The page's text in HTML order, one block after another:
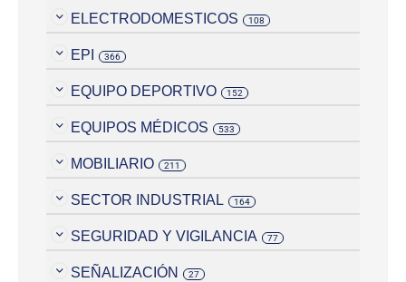
ELECTRODOMESTICOS 108
EPI 366
EQUIPO DEPORTIVO 152
EQUIPOS MÉDICOS 533
MOBILIARIO 211
SECTOR INDUSTRIAL 164
SEGURIDAD Y VIGILANCIA 77
SEÑALIZACIÓN 27